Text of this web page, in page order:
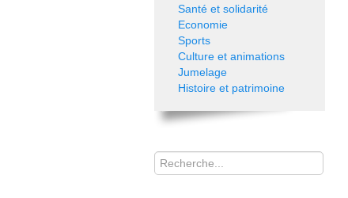
Santé et solidarité
Economie
Sports
Culture et animations
Jumelage
Histoire et patrimoine
Rechercher